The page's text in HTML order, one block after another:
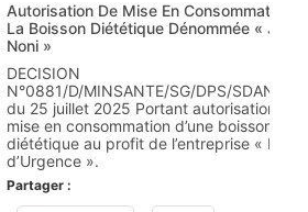
Autorisation De Mise En Consommation
La Boisson Diététique Dénommée « Jus
Noni »
DECISION
N°0881/D/MINSANTE/SG/DPS/SDAN/
du 25 juillet 2025 Portant autorisation de
mise en consommation d’une boisson
diététique au profit de l’entreprise « Dr
d’Urgence ».
Partager :